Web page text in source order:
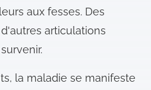
aux fesses. Des
articulations
la maladie se manifeste